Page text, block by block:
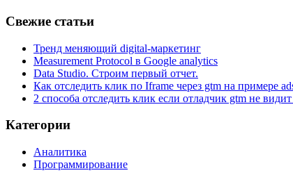
Свежие статьи
Тренд меняющий digital-маркетинг
Measurement Protocol в Google analytics
Data Studio. Строим первый отчет.
Как отследить клик по Iframe через gtm на примере
2 способа отследить клик если отладчик gtm не
Категории
Аналитика
Программирование